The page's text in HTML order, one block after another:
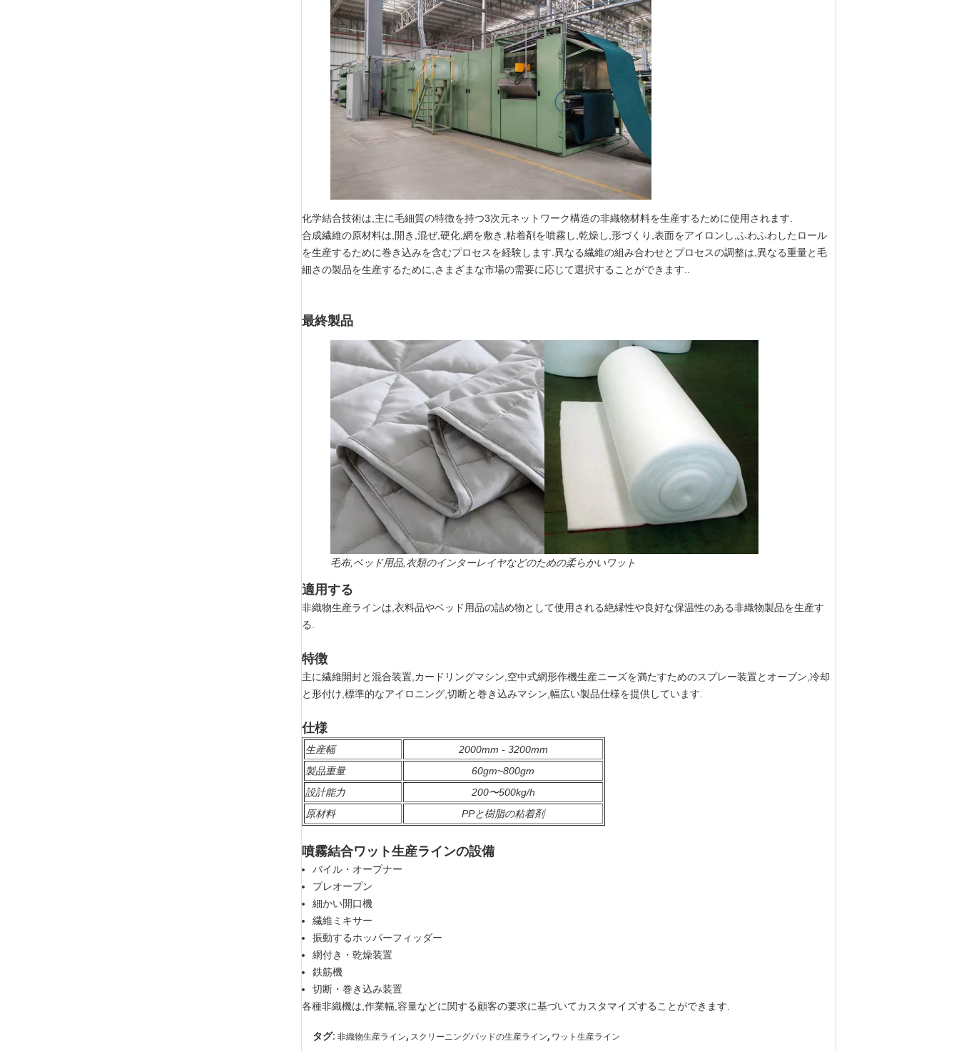
化学結合技術は,主に毛細質の特徴を持つ3次元ネットワーク構造の非織物材料を生産するために使用されます.
合成繊維の原材料は,開き,混ぜ,硬化,網を敷き,粘着剤を噴霧し,乾燥し,形づくり,表面をアイロンし,ふわふわしたロール
を生産するために巻き込みを含むプロセスを経験します.異なる繊維の組み合わせとプロセスの調整は,異なる重量と毛
細さの製品を生産するために,さまざまな市場の需要に応じて選択することができます..
最終製品
毛布,ベッド用品,衣類のインターレイヤなどのための柔らかいワット
適用する
非織物生産ラインは,衣料品やベッド用品の詰め物として使用される絶縁性や良好な保温性のある非織物製品を生産す
る.
特徴
主に繊維開封と混合装置,カードリングマシン,空中式網形作機生産ニーズを満たすためのスプレー装置とオーブン,冷却
と形付け,標準的なアイロニング,切断と巻き込みマシン,幅広い製品仕様を提供しています.
仕様
生産幅
2000mm - 3200mm
製品重量
60gm~800gm
設計能力
200〜500kg/h
原材料
PPと樹脂の粘着剤
噴霧結合ワット生産ラインの設備
バイル・オープナー
プレオープン
細かい開口機
繊維ミキサー
振動するホッパーフィッダー
網付き・乾燥装置
鉄筋機
切断・巻き込み装置
各種非織機は,作業幅,容量などに関する顧客の要求に基づいてカスタマイズすることができます.
タグ: 非織物生産ライン, スクリーニングパッドの生産ライン, ワット生産ライン